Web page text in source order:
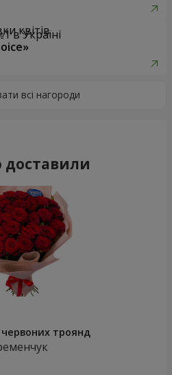
квітів
червоних троянд